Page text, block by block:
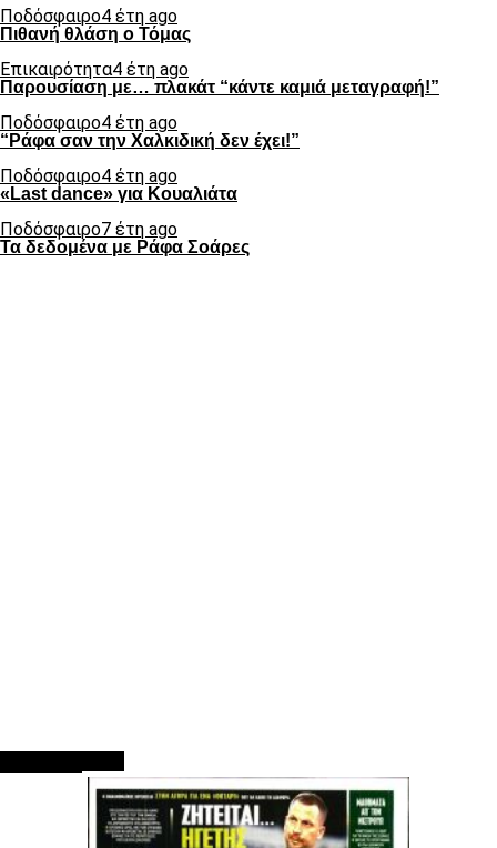
Ποδόσφαιρο4 έτη ago
Πιθανή θλάση ο Τόμας
Επικαιρότητα4 έτη ago
Παρουσίαση με… πλακάτ “κάντε καμιά μεταγραφή!”
Ποδόσφαιρο4 έτη ago
“Ράφα σαν την Χαλκιδική δεν έχει!”
Ποδόσφαιρο4 έτη ago
«Last dance» για Κουαλιάτα
Ποδόσφαιρο7 έτη ago
Τα δεδομένα με Ράφα Σοάρες